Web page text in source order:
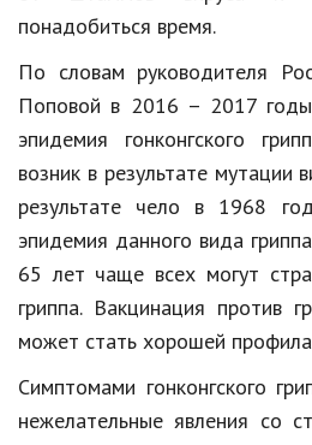
Красота и здоровье
Hi-Tech. Интернет
Авто, мото
Дом и сад
Недвижимость
Спорт и фитнес
Психология и отношения
Творчество и рукоделие
понадобиться время.
По словам руководителя
Поповой в 2016 – 2017
эпидемия гонконгского
возник в результате мутации
результате чело в 1968
эпидемия данного вида
65 лет чаще всех могут
гриппа. Вакцинация против
может стать хорошей
Симптомами гонконгского
нежелательные явления со